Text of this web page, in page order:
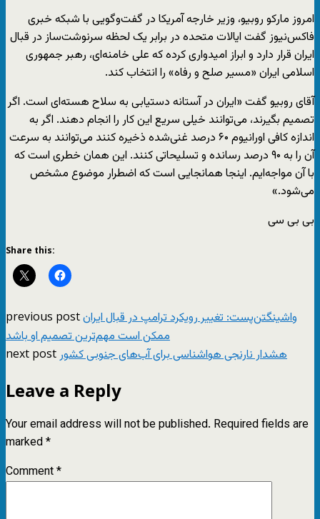
امروز مارکو روبیو، وزیر خارجه آمریکا در گفت‌وگویی با شبکه خبری
فاکس‌نیوز گفت ایالات متحده در برابر یک لحظه سرنوشت‌ساز در قبال
ایران قرار دارد و ابراز امیدواری کرده که علی خامنه‌ای، رهبر جمهوری
اسلامی ایران «مسیر صلح و رفاه» را انتخاب کند.
آقای روبیو گفت «ایران در آستانه دستیابی به سلاح هسته‌ای است. اگر
تصمیم بگیرند، می‌توانند خیلی سریع این کار را انجام دهند. اگر به
اندازه کافی اورانیوم ۶۰ درصد غنی‌شده ذخیره کنند می‌توانند به‌ سرعت
آن را به ۹۰ درصد رسانده و تسلیحاتی کنند. این همان خطری است که
با آن مواجه‌ایم. اینجا همانجایی است که اضطرار موضوع مشخص
می‌شود.»
بی بی سی
Share this:
previous postواشینگتن‌پست: تغییر رویکرد ترامپ در قبال ایران
ممکن است مهم‌ترین تصمیم او باشد
next post هشدار نارنجی هواشناسی برای آب‌های جنوبی کشور
Leave a Reply
Your email address will not be published. Required fields are
marked*
Comment*